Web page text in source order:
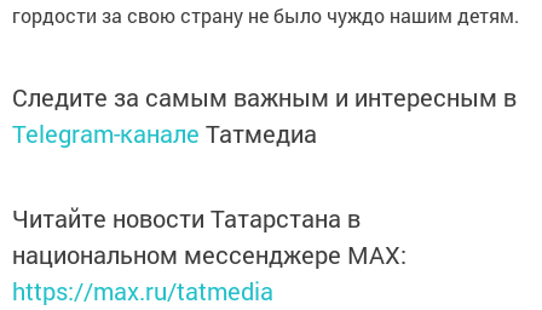
гордости за свою страну не было чуждо нашим детям.
Следите за самым важным и интересным в
Telegram-канале Татмедиа
Читайте новости Татарстана в
национальном мессенджере MАХ:
https://max.ru/tatmedia